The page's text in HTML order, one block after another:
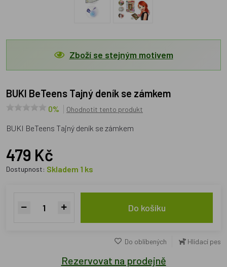
Zboží se stejným motivem
BUKI BeTeens Tajný deník se zámkem
0% Ohodnotit tento produkt
BUKI BeTeens Tajný deník se zámkem
479 Kč
Dostupnost: Skladem 1 ks
Do košíku
Do oblíbených Hlídací pes
Rezervovat na prodejně